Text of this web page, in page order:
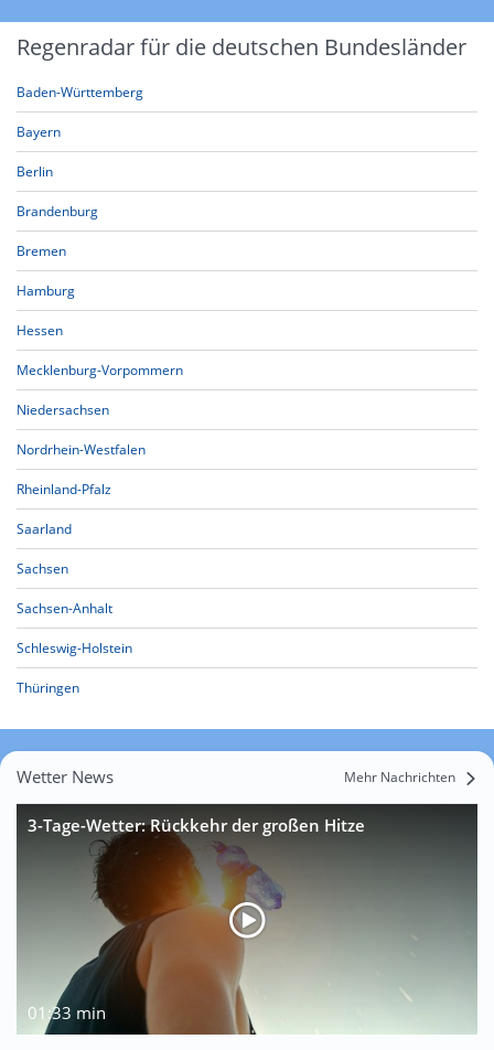
Regenradar für die deutschen Bundesländer
Baden-Württemberg
Bayern
Berlin
Brandenburg
Bremen
Hamburg
Hessen
Mecklenburg-Vorpommern
Niedersachsen
Nordrhein-Westfalen
Rheinland-Pfalz
Saarland
Sachsen
Sachsen-Anhalt
Schleswig-Holstein
Thüringen
Wetter News Mehr Nachrichten
3-Tage-Wetter: Rückkehr der großen Hitze
01:33 min